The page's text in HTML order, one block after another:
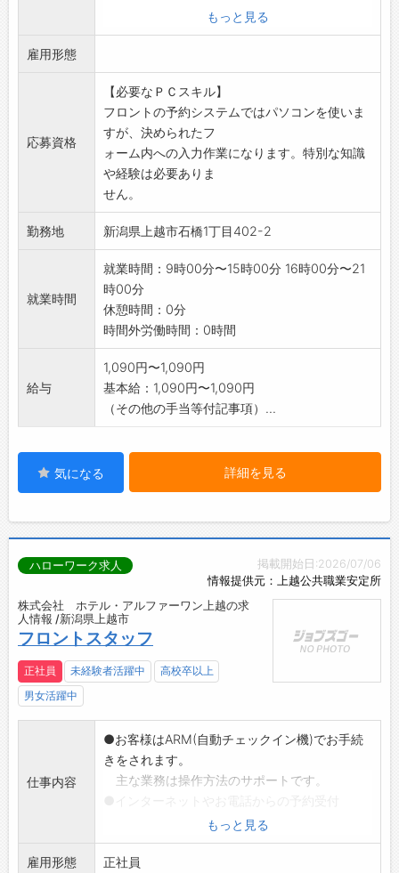
●売上管理、各種データ処理、清掃後の客室チ
ェック
門などがございま
すが、本求人はフロント部門です。
※先輩スタッフがフォローする体制を整えてお
りますので、安心
して研修に取り組めます。
採用後、業務内容の変更予定範囲:事業所の定め
る業務
もっと見る
雇用形態
応募資格
【必要なＰＣスキル】
フロントの予約システムではパソコンを使いま
すが、決められたフ
ォーム内への入力作業になります。特別な知識
や経験は必要ありま
せん。
勤務地 新潟県上越市石橋1丁目402-2
就業時間
就業時間：9時00分〜15時00分 16時00分〜21
時00分
休憩時間：0分
時間外労働時間：0時間
給与
1,090円〜1,090円
基本給：1,090円〜1,090円
（その他の手当等付記事項）...
気になる 詳細を見る
掲載開始日:2026/07/06
情報提供元：上越公共職業安定所
ハローワーク求人
株式会社 ホテル・アルファーワン上越の求
人情報 /新潟県上越市
フロントスタッフ
正社員 未経験者活躍中
高校卒以上
男女活躍中
仕事内容
●お客様はARM(自動チェックイン機)でお手続
きをされます。
主な業務は操作方法のサポートです。
●売上管理、各種データ処理、清掃後の客室チ
ェック
※ホテルにはフロント部門、飲食部門、清掃部
もっと見る
雇用形態 正社員